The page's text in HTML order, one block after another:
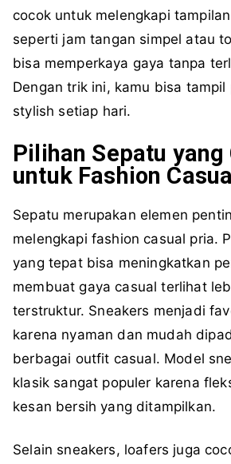
cocok untuk melengkapi
seperti jam tangan simpel atau
bisa memperkaya gaya tanpa
Dengan trik ini, kamu bisa
stylish setiap hari.
Pilihan Sepatu yang
untuk Fashion
Sepatu merupakan elemen
melengkapi fashion casual pria.
yang tepat bisa meningkatkan
membuat gaya casual terlihat
terstruktur. Sneakers menjadi
karena nyaman dan mudah
berbagai outfit casual. Model
klasik sangat populer karena
kesan bersih yang ditampilkan.
Selain sneakers, loafers juga